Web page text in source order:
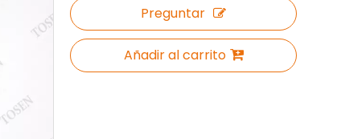
Preguntar
Añadir al carrito